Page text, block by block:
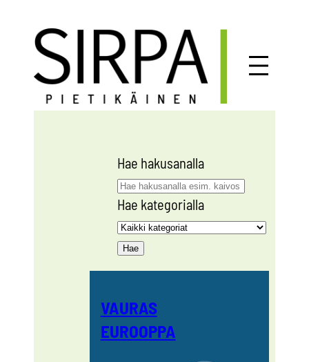
sisältöön
Hae hakusanalla
Hae kategorialla
VAURAS
EUROOPPA